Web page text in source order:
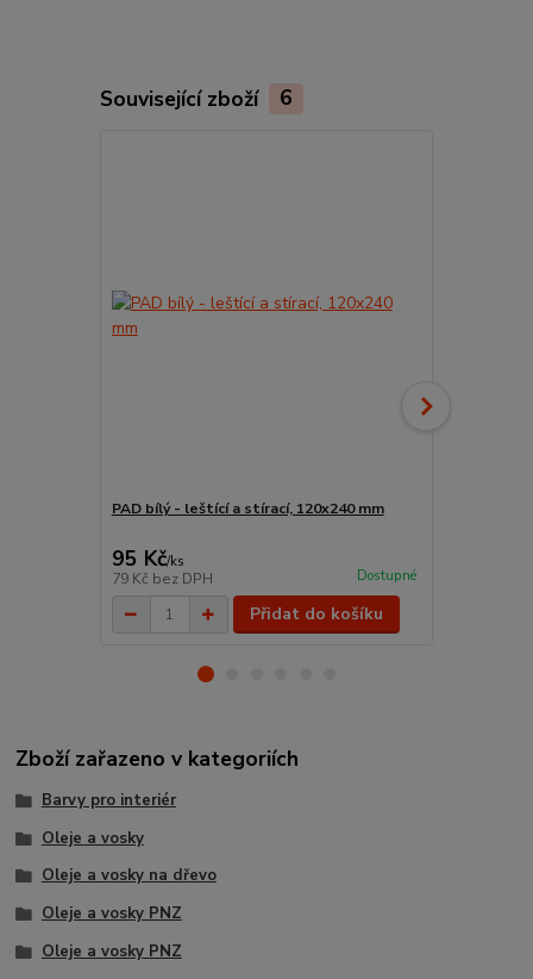
Související zboží 6
PAD bílý - leštící a stírací, 120x240 mm
95 Kč/ks
79 Kč bez DPH Dostupné
Přidat do košíku
Zboží zařazeno v kategoriích
Barvy pro interiér
Oleje a vosky
Oleje a vosky na dřevo
Oleje a vosky PNZ
Oleje a vosky PNZ